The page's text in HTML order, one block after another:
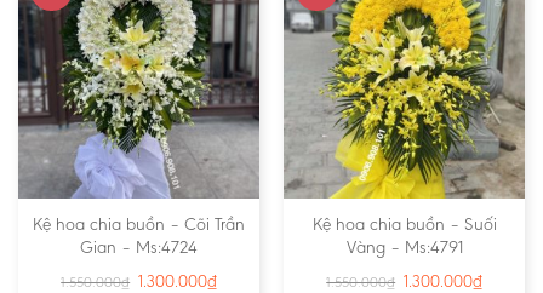
Kệ hoa chia buồn – Cõi Trần
Gian – Ms:4724
1.550.000₫ 1.300.000₫
Kệ hoa chia buồn – Suối
Vàng – Ms:4791
1.550.000₫ 1.300.000₫